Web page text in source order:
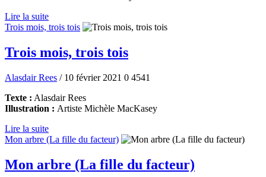
Lire la suite
Trois mois, trois tois
Trois mois, trois tois
Alasdair Rees / 10 février 2021 0 4541
Texte : Alasdair Rees
Illustration : Artiste Michèle MacKasey
Lire la suite
Mon arbre (La fille du facteur)
Mon arbre (La fille du facteur)